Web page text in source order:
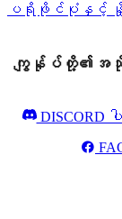
ပရိုဖိုင်ပုံနှင့် နှို
ကျွန်ုပ်တို့၏အသို
DISCORD